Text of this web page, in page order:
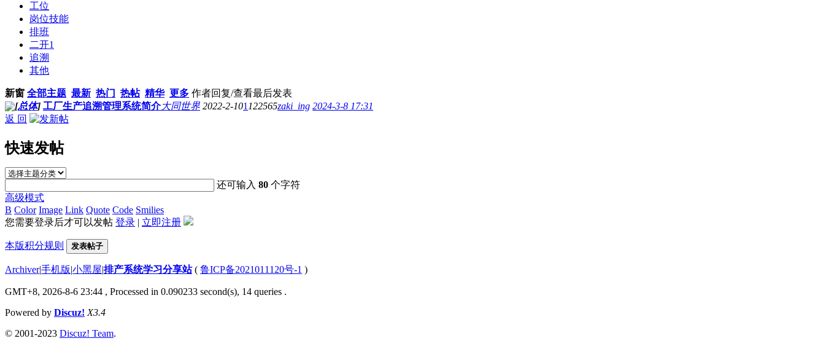
工位
岗位技能
排班
二开1
追溯
其他
新窗 全部主题 最新 热门 热帖 精华 更多 作者回复/查看最后发表
[总体] 工厂生产追溯管理系统简介大同世界 2022-2-101 122565zaki_ing 2024-3-8 17:31
返 回
快速发帖
还可输入80 个字符
高级模式
B Color Image Link Quote Code Smilies
您需要登录后才可以发帖 登录 | 立即注册
本版积分规则 发表帖子
Archiver|手机版|小黑屋|排产系统学习分享站( 鲁ICP备2021011120号-1 )
GMT+8, 2026-8-6 23:44 , Processed in 0.090233 second(s), 14 queries .
Powered by Discuz! X3.4
© 2001-2023 Discuz! Team.